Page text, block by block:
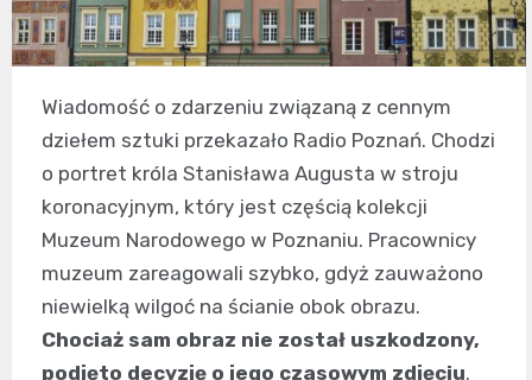
Wiadomość o zdarzeniu związaną z cennym
dziełem sztuki przekazało Radio Poznań. Chodzi
o portret króla Stanisława Augusta w stroju
koronacyjnym, który jest częścią kolekcji
Muzeum Narodowego w Poznaniu. Pracownicy
muzeum zareagowali szybko, gdyż zauważono
niewielką wilgoć na ścianie obok obrazu.
Chociaż sam obraz nie został uszkodzony,
podjęto decyzję o jego czasowym zdjęciu.